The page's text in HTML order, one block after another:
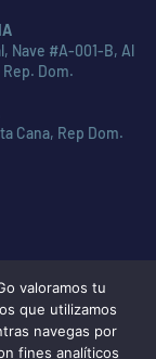
Nave #A-001-B, Al
Dom.
Cana, Rep Dom.
valoramos tu
que utilizamos
navegas por
fines analíticos